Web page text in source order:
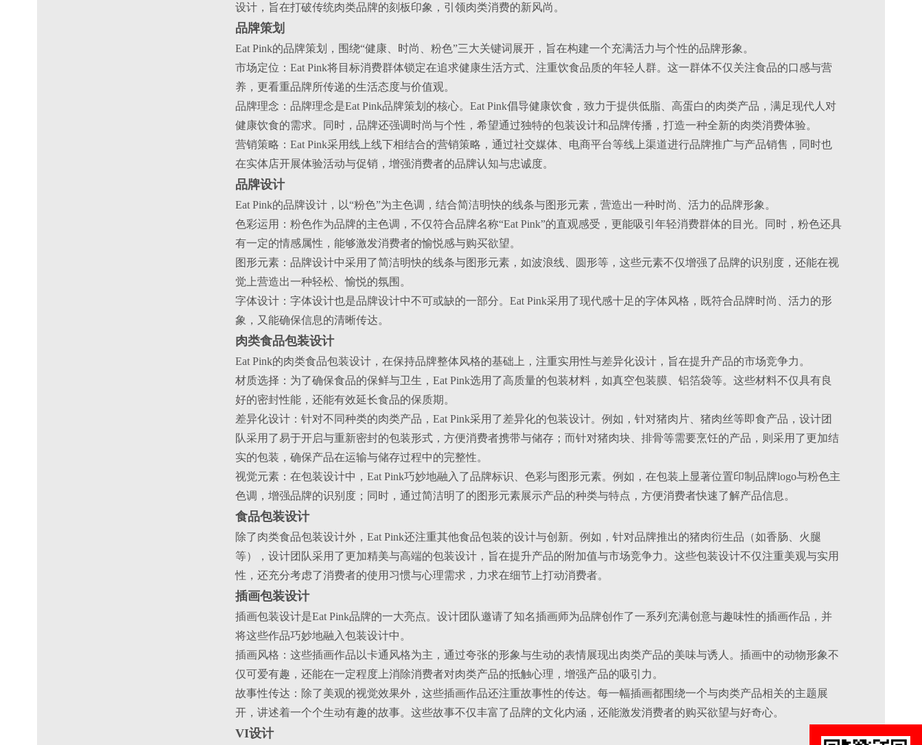
设计，旨在打破传统肉类品牌的刻板印象，引领肉类消费的新风尚。
品牌策划
Eat Pink的品牌策划，围绕“健康、时尚、粉色”三大关键词展开，旨在构建一个充满活力与个性的品牌形象。
‌市场定位‌：Eat Pink将目标消费群体锁定在追求健康生活方式、注重饮食品质的年轻人群。这一群体不仅关注食品的口感与营
养，更看重品牌所传递的生活态度与价值观。
‌品牌理念‌：品牌理念是Eat Pink品牌策划的核心。Eat Pink倡导健康饮食，致力于提供低脂、高蛋白的肉类产品，满足现代人对
健康饮食的需求。同时，品牌还强调时尚与个性，希望通过独特的包装设计和品牌传播，打造一种全新的肉类消费体验。
‌营销策略‌：Eat Pink采用线上线下相结合的营销策略，通过社交媒体、电商平台等线上渠道进行品牌推广与产品销售，同时也
在实体店开展体验活动与促销，增强消费者的品牌认知与忠诚度。
品牌设计
Eat Pink的品牌设计，以“粉色”为主色调，结合简洁明快的线条与图形元素，营造出一种时尚、活力的品牌形象。
‌色彩运用‌：粉色作为品牌的主色调，不仅符合品牌名称“Eat Pink”的直观感受，更能吸引年轻消费群体的目光。同时，粉色还具
有一定的情感属性，能够激发消费者的愉悦感与购买欲望。
‌图形元素‌：品牌设计中采用了简洁明快的线条与图形元素，如波浪线、圆形等，这些元素不仅增强了品牌的识别度，还能在视
觉上营造出一种轻松、愉悦的氛围。
‌字体设计‌：字体设计也是品牌设计中不可或缺的一部分。Eat Pink采用了现代感十足的字体风格，既符合品牌时尚、活力的形
象，又能确保信息的清晰传达。
肉类食品包装设计
Eat Pink的肉类食品包装设计，在保持品牌整体风格的基础上，注重实用性与差异化设计，旨在提升产品的市场竞争力。
‌材质选择‌：为了确保食品的保鲜与卫生，Eat Pink选用了高质量的包装材料，如真空包装膜、铝箔袋等。这些材料不仅具有良
好的密封性能，还能有效延长食品的保质期。
‌差异化设计‌：针对不同种类的肉类产品，Eat Pink采用了差异化的包装设计。例如，针对猪肉片、猪肉丝等即食产品，设计团
队采用了易于开启与重新密封的包装形式，方便消费者携带与储存；而针对猪肉块、排骨等需要烹饪的产品，则采用了更加结
实的包装，确保产品在运输与储存过程中的完整性。
‌视觉元素‌：在包装设计中，Eat Pink巧妙地融入了品牌标识、色彩与图形元素。例如，在包装上显著位置印制品牌logo与粉色主
色调，增强品牌的识别度；同时，通过简洁明了的图形元素展示产品的种类与特点，方便消费者快速了解产品信息。
食品包装设计
除了肉类食品包装设计外，Eat Pink还注重其他食品包装的设计与创新。例如，针对品牌推出的猪肉衍生品（如香肠、火腿
等），设计团队采用了更加精美与高端的包装设计，旨在提升产品的附加值与市场竞争力。这些包装设计不仅注重美观与实用
性，还充分考虑了消费者的使用习惯与心理需求，力求在细节上打动消费者。
插画包装设计
插画包装设计是Eat Pink品牌的一大亮点。设计团队邀请了知名插画师为品牌创作了一系列充满创意与趣味性的插画作品，并
将这些作品巧妙地融入包装设计中。
‌插画风格‌：这些插画作品以卡通风格为主，通过夸张的形象与生动的表情展现出肉类产品的美味与诱人。插画中的动物形象不
仅可爱有趣，还能在一定程度上消除消费者对肉类产品的抵触心理，增强产品的吸引力。
‌故事性传达‌：除了美观的视觉效果外，这些插画作品还注重故事性的传达。每一幅插画都围绕一个与肉类产品相关的主题展
开，讲述着一个个生动有趣的故事。这些故事不仅丰富了品牌的文化内涵，还能激发消费者的购买欲望与好奇心。
VI设计